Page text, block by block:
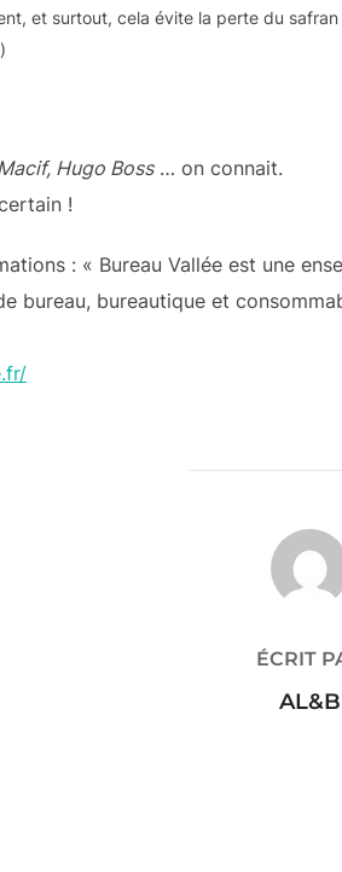
et surtout, cela évite la perte du safran
Hugo Boss… on connait.
!
: « Bureau Vallée est une
bureau, bureautique et
AUTEUR DE LA
ÉCRIT
AL&B